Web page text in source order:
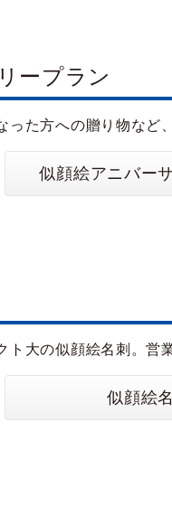
ープラン
った方への贈り物など
似顔絵アニバー
ト大の似顔絵名刺。営
似顔絵